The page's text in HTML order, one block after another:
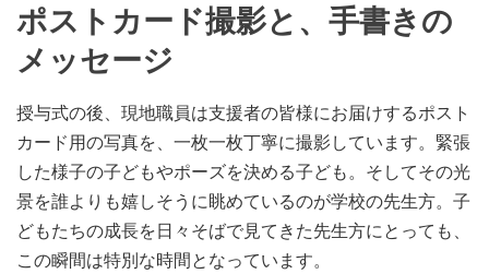
ポストカード撮影と、手書きの
メッセージ
授与式の後、現地職員は支援者の皆様にお届けするポスト
カード用の写真を、一枚一枚丁寧に撮影しています。緊張
した様子の子どもやポーズを決める子ども。そしてその光
景を誰よりも嬉しそうに眺めているのが学校の先生方。子
どもたちの成長を日々そばで見てきた先生方にとっても、
この瞬間は特別な時間となっています。